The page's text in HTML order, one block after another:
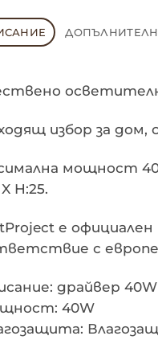
избор за дом,
мощност
X H:25.
е
с
драйвер
40W